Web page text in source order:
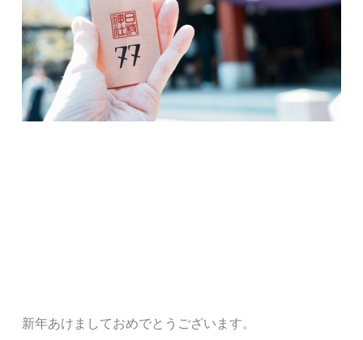
新年あけましておめでとうございます。